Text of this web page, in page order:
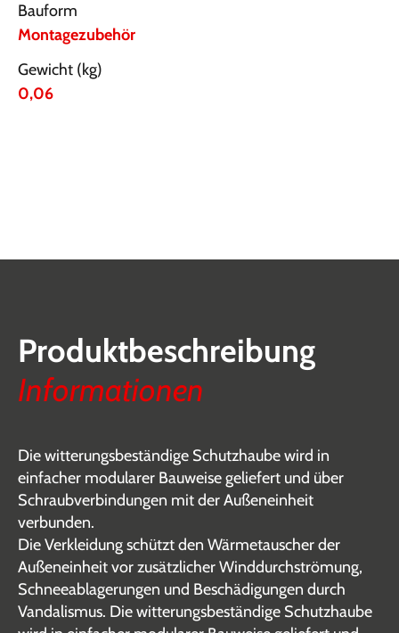
Bauform
Montagezubehör
Gewicht (kg)
0,06
Produktbeschreibung
Informationen
Die witterungsbeständige Schutzhaube wird in
einfacher modularer Bauweise geliefert und über
Schraubverbindungen mit der Außeneinheit
verbunden.
Die Verkleidung schützt den Wärmetauscher der
Außeneinheit vor zusätzlicher Winddurchströmung,
Schneeablagerungen und Beschädigungen durch
Vandalismus. Die witterungsbeständige Schutzhaube